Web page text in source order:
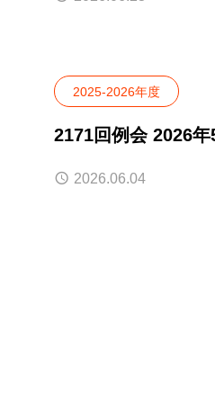
2025-2026年度
2171回例会 2026年
2026.06.04